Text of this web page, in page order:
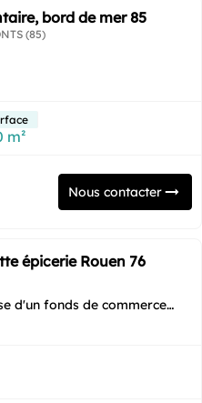
bord de mer 85
(85)
m²
Nous contacter
épicerie Rouen 76
d'un fonds de commerce
le secteur...